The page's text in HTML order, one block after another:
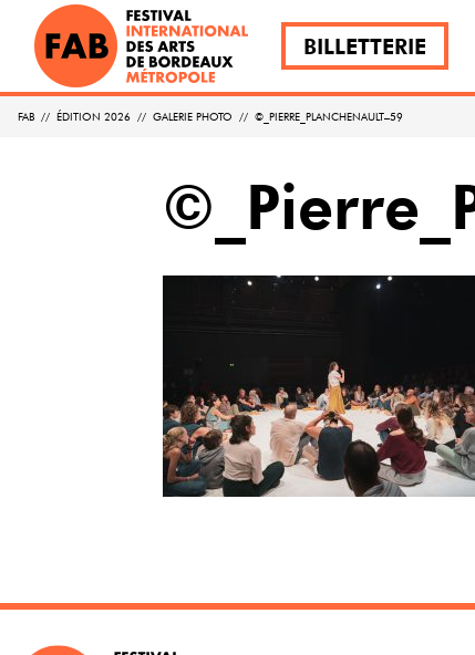
BILLETTERIE
FAB // ÉDITION 2026 // GALERIE PHOTO // ©_PIERRE_PLANCHENAULT–59